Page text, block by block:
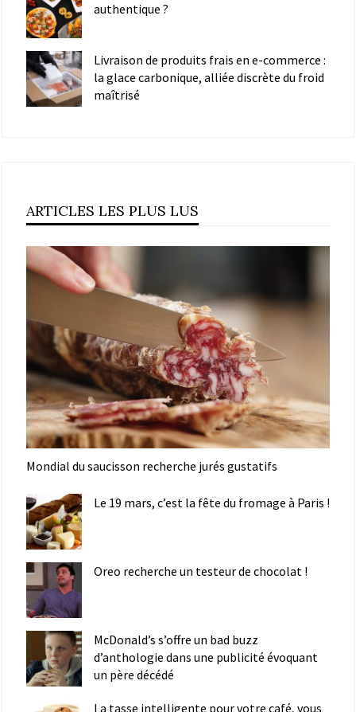
authentique ?
Livraison de produits frais en e-commerce :
la glace carbonique, alliée discrète du froid
maîtrisé
ARTICLES LES PLUS LUS
Mondial du saucisson recherche jurés gustatifs
Le 19 mars, c’est la fête du fromage à Paris !
Oreo recherche un testeur de chocolat !
McDonald’s s’offre un bad buzz
d’anthologie dans une publicité évoquant
un père décédé
La tasse intelligente pour votre café, vous